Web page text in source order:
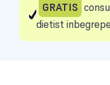
GRATIS
dietist